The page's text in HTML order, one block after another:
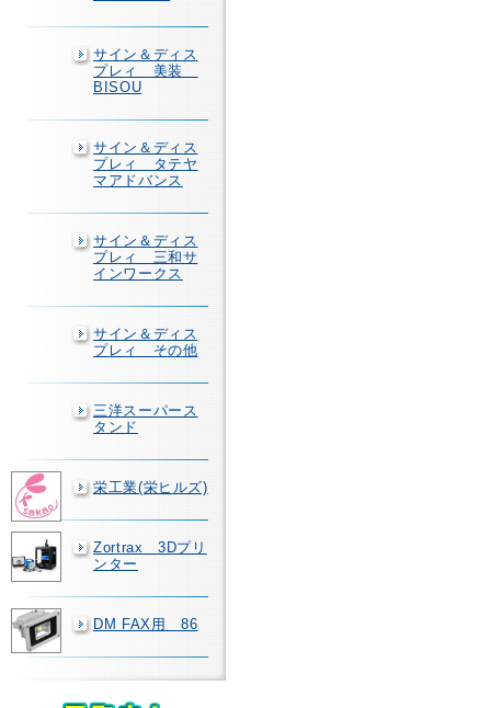
サイン＆ディス
プレィ 美装
BISOU
サイン＆ディス
プレィ タテヤ
マアドバンス
サイン＆ディス
プレィ 三和サ
インワークス
サイン＆ディス
プレィ その他
三洋スーパース
タンド
栄工業(栄ヒルズ)
Zortrax 3Dプリ
ンター
DM FAX用 86